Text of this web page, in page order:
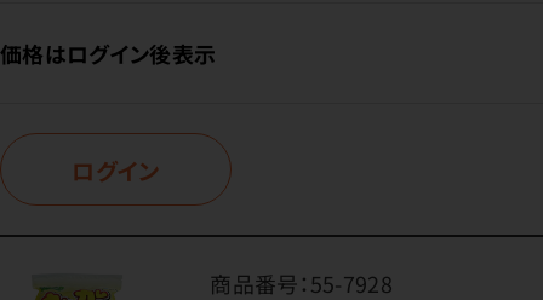
価格はログイン後表示
ログイン
商品番号：55-7928